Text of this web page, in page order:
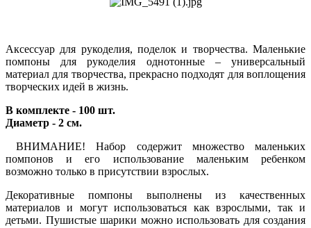
Аксессуар для рукоделия, поделок и творчества. Маленькие
помпоны для рукоделия однотонные – универсальный
материал для творчества, прекрасно подходят для воплощения
творческих идей в жизнь.
В комплекте - 100 шт.
Диаметр - 2 см.
ВНИМАНИЕ! Набор содержит множество маленьких
помпонов и его использование маленьким ребенком
возможно только в присутствии взрослых.
Декоративные помпоны выполнены из качественных
материалов и могут использоваться как взрослыми, так и
детьми. Пушистые шарики можно использовать для создания